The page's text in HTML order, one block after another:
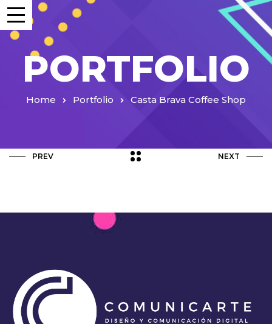
PORTFOLIO
Home Portfolio Casta Brava Coffee Shop
PREV NEXT